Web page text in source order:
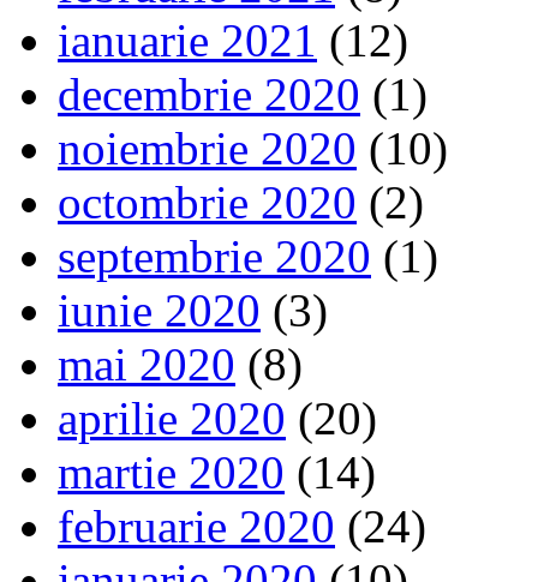
ianuarie 2021 (12)
decembrie 2020 (1)
noiembrie 2020 (10)
octombrie 2020 (2)
septembrie 2020 (1)
iunie 2020 (3)
mai 2020 (8)
aprilie 2020 (20)
martie 2020 (14)
februarie 2020 (24)